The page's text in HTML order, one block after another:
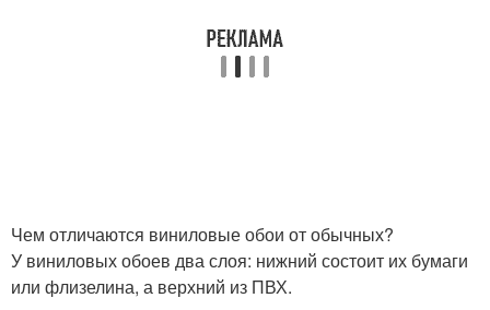
Чем отличаются виниловые обои от обычных?
У виниловых обоев два слоя: нижний состоит их бумаги
или флизелина, а верхний из ПВХ.